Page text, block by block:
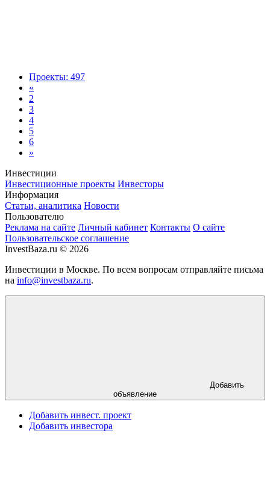
Проекты: 497
«
2
3
4
5
6
»
Инвестиции
Инвестиционные проекты Инвесторы
Информация
Статьи, аналитика Новости
Пользователю
Реклама на сайте Личный кабинет Контакты О сайте
Пользовательское соглашение
InvestBaza.ru © 2026
Инвестиции в Москве. По всем вопросам отправляйте письма
на info@investbaza.ru.
Добавить
объявление
Добавить инвест. проект
Добавить инвестора